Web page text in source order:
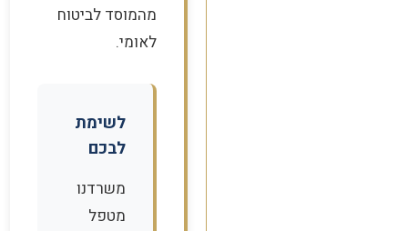
מהמוסד לביטוח
לאומי.
לשימת
לבכם
משרדנו
מטפל